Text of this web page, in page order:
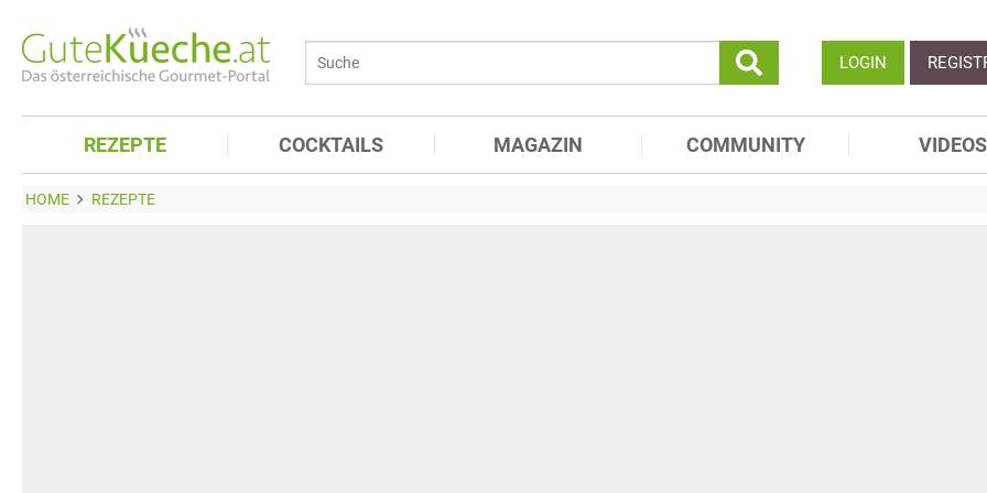
LOGIN
REZEPTE COCKTAILS MAGAZIN COMMUNITY VIDEOS
HOME REZEPTE